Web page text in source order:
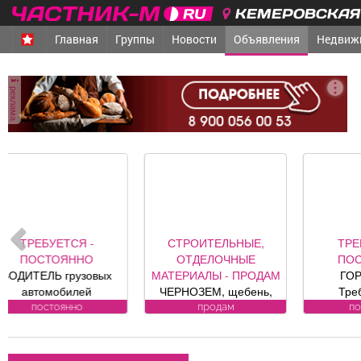
КЕМЕРОВСКАЯ
Главная Группы Новости Объявления
реклама
СТРОИТЕЛЬНЫЕ,
ОТДЕЛОЧНЫЕ
МАТЕРИАЛЫ - ПРОДАМ
ЧЕРНОЗЕМ, щебень,
песок, уголь, торф,
другие под заказ,
возможна доставка.
продам
ТРЕБУЕТСЯ -
ПОСТОЯННО
ГОРНИЧНАЯ
Требования к
кандидату: без опыта
-Влажная и сухая
постоянно